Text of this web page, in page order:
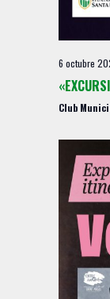
6 octubre
Club